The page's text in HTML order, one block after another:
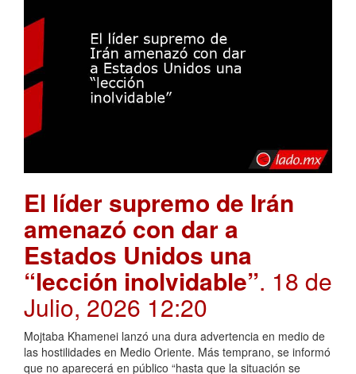
El líder supremo de Irán
amenazó con dar a
Estados Unidos una
“lección inolvidable”. 18 de
Julio, 2026 12:20
Mojtaba Khamenei lanzó una dura advertencia en medio de
las hostilidades en Medio Oriente. Más temprano, se informó
que no aparecerá en público “hasta que la situación se